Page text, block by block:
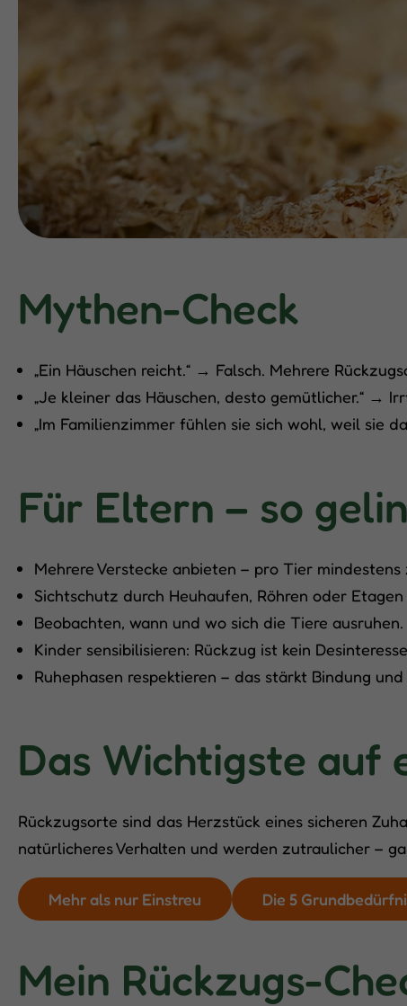
Mythen-Check
„Ein Häuschen reicht.“ → Falsch. Mehrere
„Je kleiner das Häuschen, desto gemütlicher.“ →
„Im Familienzimmer fühlen sie sich wohl, weil sie
Für Eltern – so
Mehrere Verstecke anbieten – pro Tier mindestens
Sichtschutz durch Heuhaufen, Röhren oder
Beobachten, wann und wo sich die Tiere ausruhen.
Kinder sensibilisieren: Rückzug ist kein
Ruhephasen respektieren – das stärkt Bindung
Das Wichtigste auf
Rückzugsorte sind das Herzstück eines sicheren
natürlicheres Verhalten und werden zutraulicher –
Mehr als nur Einstreu Die 5
Mein Rückzugs-